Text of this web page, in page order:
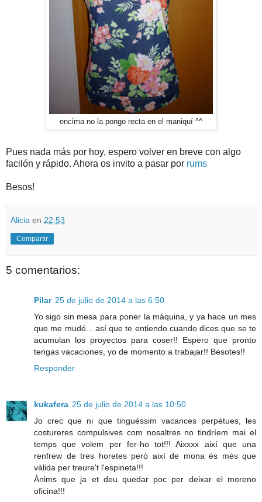
encima no la pongo recta en el maniquí ^^
Pues nada más por hoy, espero volver en breve con algo
facilón y rápido. Ahora os invito a pasar por rums
Besos!
Alicia en 22:53
Compartir
5 comentarios:
Pilar 25 de julio de 2014 a las 6:50
Yo sigo sin mesa para poner la máquina, y ya hace un mes
que me mudé... así que te entiendo cuando dices que se te
acumulan los proyectos para coser!! Espero que pronto
tengas vacaciones, yo de momento a trabajar!! Besotes!!
Responder
kukafera 25 de julio de 2014 a las 10:50
Jo crec que ni que tinguéssim vacances perpètues, les
costureres compulsives com nosaltres no tindríem mai el
temps que volem per fer-ho tot!!! Aixxxx així que una
renfrew de tres horetes però així de mona és més que
vàlida per treure't l'espineta!!!
Ànims que ja et deu quedar poc per deixar el moreno
oficina!!!